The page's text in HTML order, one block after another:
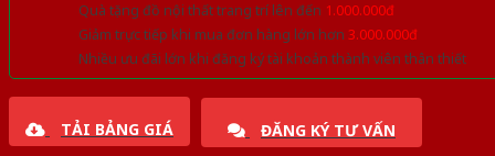
Quà tặng đồ nội thất trang trí lên đến 1.000.000đ
Giảm trực tiếp khi mua đơn hàng lớn hơn 3.000.000đ
Nhiều ưu đãi lớn khi đăng ký tài khoản thành viên thân thiết
TẢI BẢNG GIÁ ĐĂNG KÝ TƯ VẤN